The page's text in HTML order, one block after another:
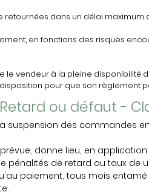
dans un délai
en fonctions des risques
le vendeur à la pleine
pour que son règlement
ou défaut -
suspension des commandes
donne lieu, en
pénalités de retard au taux de
paiement, tous mois